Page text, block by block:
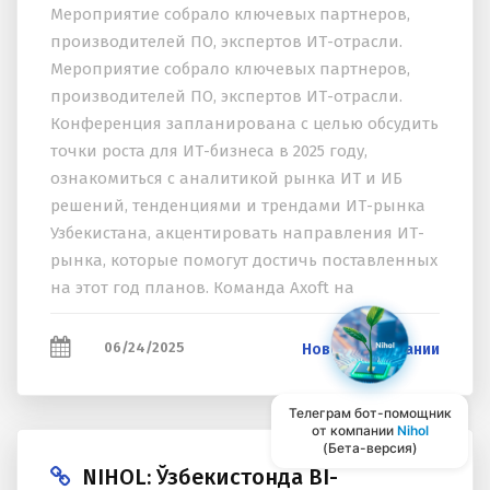
Телеграм бот-помощник
от компании Nihol
(Бета-версия)
Мероприятие собрало ключевых партнеров,
производителей ПО, экспертов ИТ-отрасли.
Мероприятие собрало ключевых партнеров,
производителей ПО, экспертов ИТ-отрасли.
Конференция запланирована с целью обсудить
точки роста для ИТ-бизнеса в 2025 году,
ознакомиться с аналитикой рынка ИТ и ИБ
решений, тенденциями и трендами ИТ-рынка
Узбекистана, акцентировать направления ИТ-
рынка, которые помогут достичь поставленных
на этот год планов. Команда Axoft на
конференции для партнеров представила :
ключевые показатели...
06/24/2025 Новости компании
NIHOL: Ўзбекистонда BI-